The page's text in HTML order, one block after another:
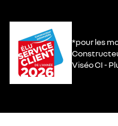
*pour les
Viséo CI -